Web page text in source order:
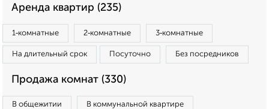
Аренда квартир (235)
1‑комнатные 2‑комнатные 3‑комнатные
На длительный срок Посуточно Без посредников
Продажа комнат (330)
В общежитии В коммунальной квартире